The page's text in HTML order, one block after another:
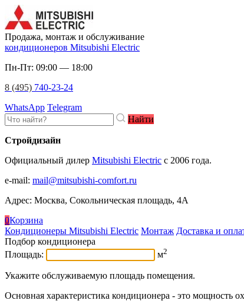
Продажа, монтаж и обслуживание
кондиционеров Mitsubishi Electric
Пн-Пт: 09:00 — 18:00
8 (495) 740-23-24
WhatsApp Telegram
Найти
Стройдизайн
Официальный дилер Mitsubishi Electric c 2006 года.
e-mail: mail@mitsubishi-comfort.ru
Адрес: Москва, Сокольническая площадь, 4А
0Корзина
Кондиционеры Mitsubishi Electric Монтаж Доставка и
Подбор кондиционера
Площадь:
м2
Укажите обслуживаемую площадь помещения.
Основная характеристика кондиционера - это мощность